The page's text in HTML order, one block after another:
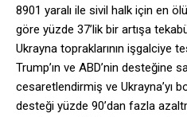
8901 yaralı ile sivil halk için en
göre yüzde 37’lik bir artışa
Ukrayna topraklarının işgalciye
Trump’ın ve ABD’nin desteğine
cesaretlendirmiş ve Ukrayna’yı
desteği yüzde 90’dan fazla